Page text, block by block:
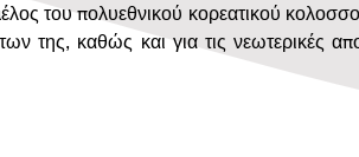
του πολυεθνικού κορεατικού
της, καθώς και για τις νεωτερικές